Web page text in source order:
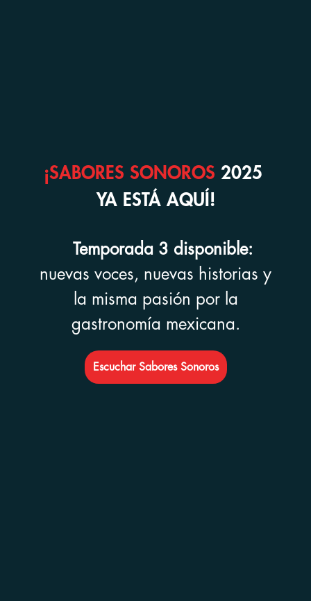
¡SABORES SONOROS 2025
YA ESTÁ AQUÍ!
Temporada 3 disponible:
nuevas voces, nuevas historias y
la misma pasión por la
gastronomía mexicana.
Escuchar Sabores Sonoros